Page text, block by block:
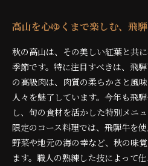
高山を心ゆくまで楽しむ、飛
秋の高山は、その美しい紅葉と共
季節です。特に注目すべきは、飛
の高級肉は、肉質の柔らかさと風
人々を魅了しています。今年も飛
し、旬の食材を活かした特別メニ
限定のコース料理では、飛騨牛を
野菜や地元の海の幸など、秋の味
ます。職人の熟練した技によって